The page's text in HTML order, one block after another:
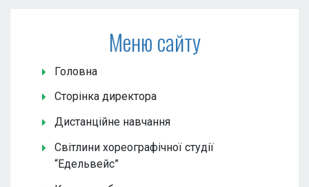
Меню сайту
Головна
Сторінка директора
Дистанційне навчання
Світлини хореографічної студії
“Едельвейс”